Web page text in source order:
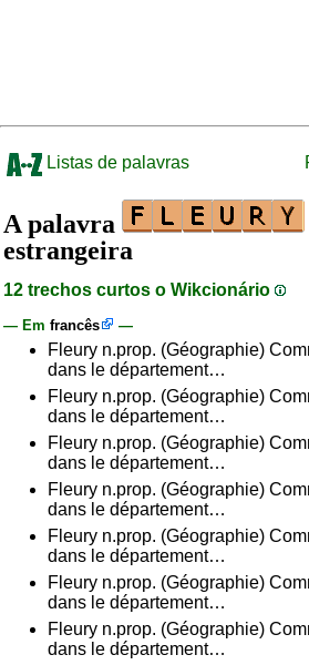
Listas de palavras
A palavra
estrangeira
12 trechos curtos o Wikcionário
— Em francês —
Fleury n.prop. (Géographie)
dans le département…
Fleury n.prop. (Géographie)
dans le département…
Fleury n.prop. (Géographie)
dans le département…
Fleury n.prop. (Géographie)
dans le département…
Fleury n.prop. (Géographie)
dans le département…
Fleury n.prop. (Géographie)
dans le département…
Fleury n.prop. (Géographie)
dans le département…